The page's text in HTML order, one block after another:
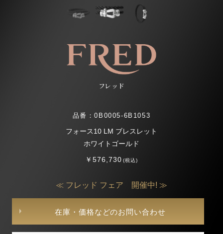
フレッド
品番：0B0005-6B1053
フォース10 LM ブレスレット
ホワイトゴールド
￥576,730(税込)
≪ フレッド フェア 開催中! ≫
在庫・価格などのお問い合わせ